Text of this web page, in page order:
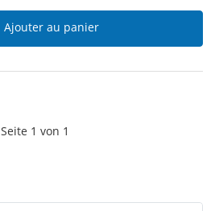
Ajouter au panier
Seite 1 von 1